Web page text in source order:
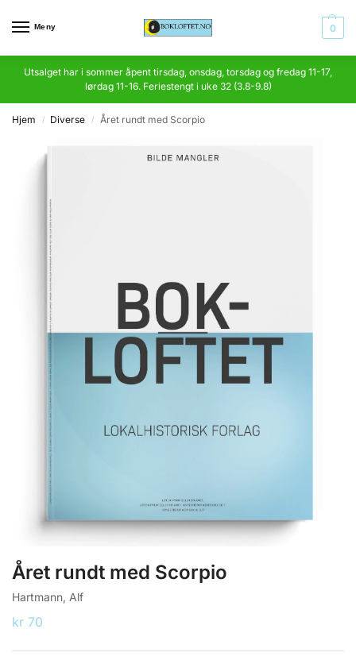
Meny 0
Utsalget har i sommer åpent tirsdag, onsdag, torsdag og fredag 11-17,
lørdag 11-16. Feriestengt i uke 32 (3.8-9.8)
Hjem / Diverse / Året rundt med Scorpio
Året rundt med Scorpio
Hartmann, Alf
kr 70